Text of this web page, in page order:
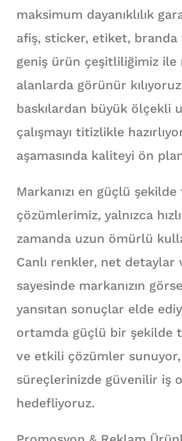
maksimum dayanıklılık
afiş, sticker, etiket, branda
geniş ürün çeşitliliğimiz ile
alanlarda görünür
baskılardan büyük ölçekli
çalışmayı titizlikle
aşamasında kaliteyi ön
Markanızı en güçlü
çözümlerimiz, yalnızca
zamanda uzun ömürlü
Canlı renkler, net
sayesinde markanızın
yansıtan sonuçlar elde
ortamda güçlü bir şekilde
ve etkili çözümler sunuyor,
süreçlerinizde güvenilir iş
hedefliyoruz.